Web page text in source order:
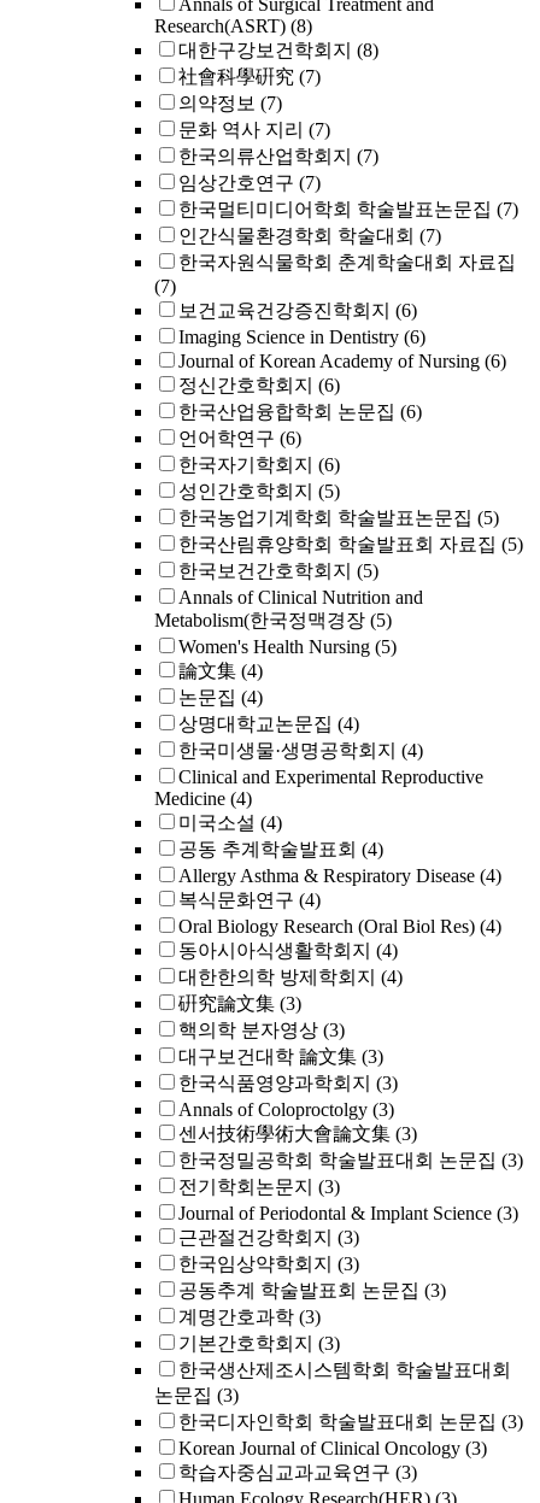
Annals of Surgical Treatment and
Research(ASRT) (8)
대한구강보건학회지 (8)
社會科學硏究 (7)
의약정보 (7)
문화 역사 지리 (7)
한국의류산업학회지 (7)
임상간호연구 (7)
한국멀티미디어학회 학술발표논문집 (7)
인간식물환경학회 학술대회 (7)
한국자원식물학회 춘계학술대회 자료집
(7)
보건교육건강증진학회지 (6)
Imaging Science in Dentistry (6)
Journal of Korean Academy of Nursing (6)
정신간호학회지 (6)
한국산업융합학회 논문집 (6)
언어학연구 (6)
한국자기학회지 (6)
성인간호학회지 (5)
한국농업기계학회 학술발표논문집 (5)
한국산림휴양학회 학술발표회 자료집 (5)
한국보건간호학회지 (5)
Annals of Clinical Nutrition and
Metabolism(한국정맥경장 (5)
Women's Health Nursing (5)
論文集 (4)
논문집 (4)
상명대학교논문집 (4)
한국미생물·생명공학회지 (4)
Clinical and Experimental Reproductive
Medicine (4)
미국소설 (4)
공동 추계학술발표회 (4)
Allergy Asthma & Respiratory Disease (4)
복식문화연구 (4)
Oral Biology Research (Oral Biol Res) (4)
동아시아식생활학회지 (4)
대한한의학 방제학회지 (4)
硏究論文集 (3)
핵의학 분자영상 (3)
대구보건대학 論文集 (3)
한국식품영양과학회지 (3)
Annals of Coloproctolgy (3)
센서技術學術大會論文集 (3)
한국정밀공학회 학술발표대회 논문집 (3)
전기학회논문지 (3)
Journal of Periodontal & Implant Science (3)
근관절건강학회지 (3)
한국임상약학회지 (3)
공동추계 학술발표회 논문집 (3)
계명간호과학 (3)
기본간호학회지 (3)
한국생산제조시스템학회 학술발표대회
논문집 (3)
한국디자인학회 학술발표대회 논문집 (3)
Korean Journal of Clinical Oncology (3)
학습자중심교과교육연구 (3)
Human Ecology Research(HER) (3)